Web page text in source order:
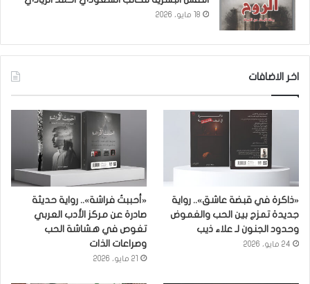
18 مايو، 2026
اخر الاضافات
«ذاكرة في قبضة عاشق».. رواية
جديدة تمزج بين الحب والغموض
وحدود الجنون لـ علاء ذيب
24 مايو، 2026
«أحببتُ فراشة».. رواية حديثة
صادرة عن مركز الأدب العربي
تغوص في هشاشة الحب
وصراعات الذات
21 مايو، 2026